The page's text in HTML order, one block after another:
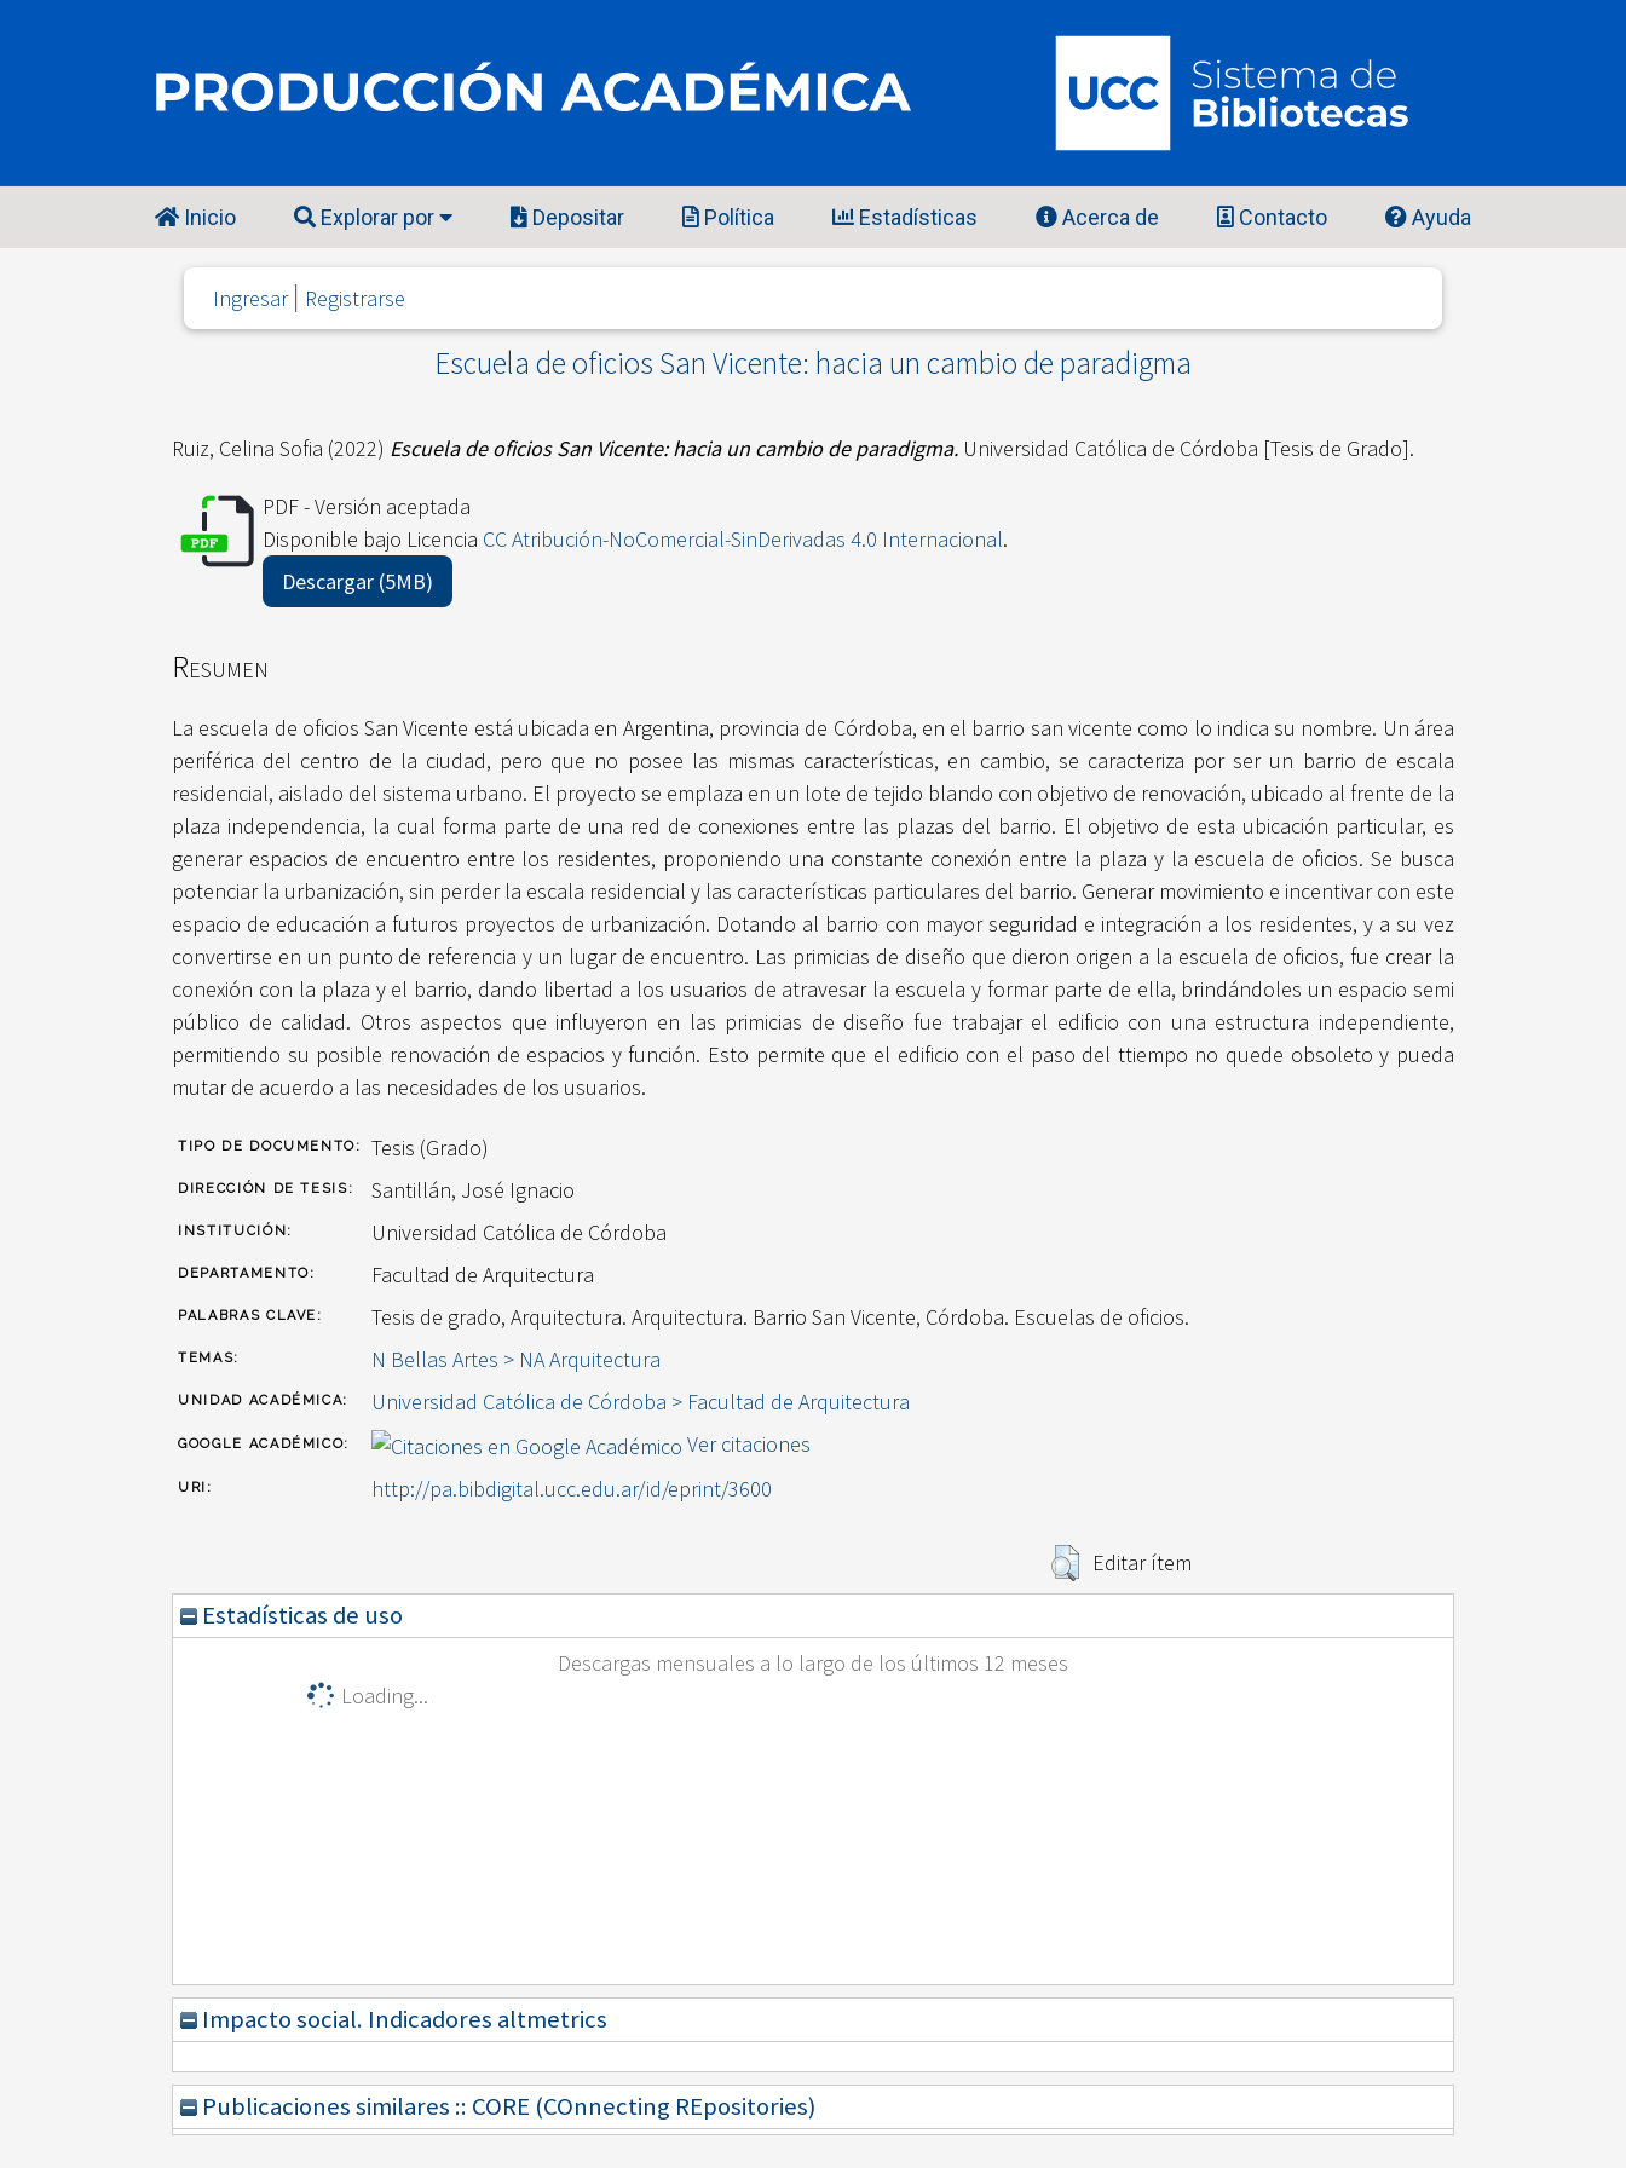
Inicio Explorar por Depositar Política Estadísticas Acerca de Contacto Ayuda
Ingresar Registrarse
Escuela de oficios San Vicente: hacia un cambio de paradigma
Ruiz, Celina Sofia (2022) Escuela de oficios San Vicente: hacia un cambio de paradigma. Universidad Católica de Córdoba [Tesis de Grado].
PDF - Versión aceptada
Disponible bajo Licencia CC Atribución-NoComercial-SinDerivadas 4.0 Internacional.
Descargar (5MB)
Resumen
La escuela de oficios San Vicente está ubicada en Argentina, provincia de Córdoba, en el barrio san vicente como lo indica su nombre. Un área
periférica del centro de la ciudad, pero que no posee las mismas características, en cambio, se caracteriza por ser un barrio de escala
residencial, aislado del sistema urbano. El proyecto se emplaza en un lote de tejido blando con objetivo de renovación, ubicado al frente de la
plaza independencia, la cual forma parte de una red de conexiones entre las plazas del barrio. El objetivo de esta ubicación particular, es
generar espacios de encuentro entre los residentes, proponiendo una constante conexión entre la plaza y la escuela de oficios. Se busca
potenciar la urbanización, sin perder la escala residencial y las características particulares del barrio. Generar movimiento e incentivar con este
espacio de educación a futuros proyectos de urbanización. Dotando al barrio con mayor seguridad e integración a los residentes, y a su vez
convertirse en un punto de referencia y un lugar de encuentro. Las primicias de diseño que dieron origen a la escuela de oficios, fue crear la
conexión con la plaza y el barrio, dando libertad a los usuarios de atravesar la escuela y formar parte de ella, brindándoles un espacio semi
público de calidad. Otros aspectos que influyeron en las primicias de diseño fue trabajar el edificio con una estructura independiente,
permitiendo su posible renovación de espacios y función. Esto permite que el edificio con el paso del ttiempo no quede obsoleto y pueda
mutar de acuerdo a las necesidades de los usuarios.
TIPO DE DOCUMENTO: Tesis (Grado)
DIRECCIÓN DE TESIS: Santillán, José Ignacio
INSTITUCIÓN: Universidad Católica de Córdoba
DEPARTAMENTO: Facultad de Arquitectura
PALABRAS CLAVE: Tesis de grado, Arquitectura. Arquitectura. Barrio San Vicente, Córdoba. Escuelas de oficios.
TEMAS: N Bellas Artes > NA Arquitectura
UNIDAD ACADÉMICA: Universidad Católica de Córdoba > Facultad de Arquitectura
GOOGLE ACADÉMICO: Ver citaciones
URI: http://pa.bibdigital.ucc.edu.ar/id/eprint/3600
Editar ítem
Estadísticas de uso
Descargas mensuales a lo largo de los últimos 12 meses
Loading...
Impacto social. Indicadores altmetrics
Publicaciones similares :: CORE (COnnecting REpositories)